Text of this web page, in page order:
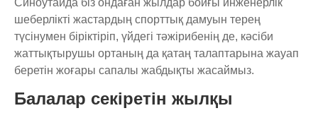
шеберлікті жастардың спорттық дамуын терең
түсінумен біріктіріп, үйдегі тәжірибенің де, кәсіби
жаттықтырушы ортаның да қатаң талаптарына жауап
беретін жоғары сапалы жабдықты жасаймыз.
Балалар секіретін жылқы